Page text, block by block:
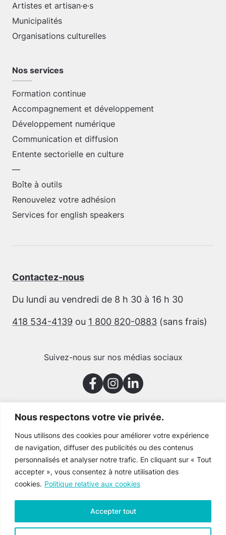
Nous respectons votre vie privée.
Nous utilisons des cookies pour améliorer votre expérience
de navigation, diffuser des publicités ou des contenus
personnalisés et analyser notre trafic. En cliquant sur « Tout
accepter », vous consentez à notre utilisation des
cookies. Politique relative aux cookies
Accepter tout
Artistes et artisan·e·s
Municipalités
Organisations culturelles
Nos services
Formation continue
Accompagnement et développement
Développement numérique
Communication et diffusion
Entente sectorielle en culture
—
Boîte à outils
Renouvelez votre adhésion
Services for english speakers
Contactez-nous
Du lundi au vendredi de 8 h 30 à 16 h 30
418 534-4139 ou 1 800 820-0883 (sans frais)
Suivez-nous sur nos médias sociaux
Merci à nos partenaires